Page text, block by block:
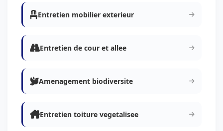
Entretien mobilier exterieur
Entretien de cour et allee
Amenagement biodiversite
Entretien toiture vegetalisee